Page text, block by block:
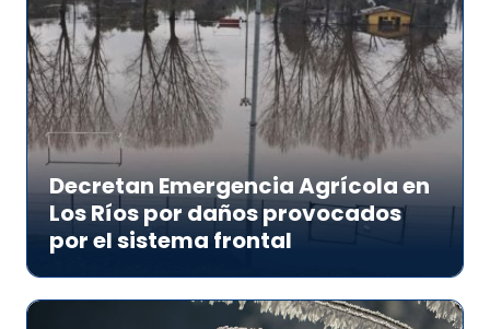
Decretan Emergencia Agrícola en
Los Ríos por daños provocados
por el sistema frontal